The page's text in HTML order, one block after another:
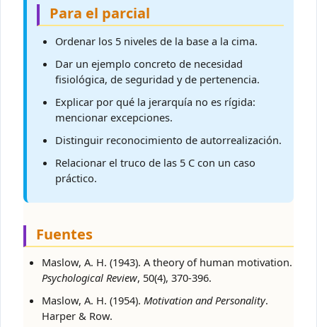
Para el parcial
Ordenar los 5 niveles de la base a la cima.
Dar un ejemplo concreto de necesidad
fisiológica, de seguridad y de pertenencia.
Explicar por qué la jerarquía no es rígida:
mencionar excepciones.
Distinguir reconocimiento de autorrealización.
Relacionar el truco de las 5 C con un caso
práctico.
Fuentes
Maslow, A. H. (1943). A theory of human motivation.
Psychological Review, 50(4), 370-396.
Maslow, A. H. (1954). Motivation and Personality.
Harper & Row.